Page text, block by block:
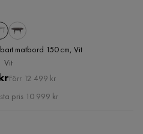
matbord 150 cm, Vit
Vit
Pris
Original
Pris
Förr 12 499 kr
pris 10 999 kr